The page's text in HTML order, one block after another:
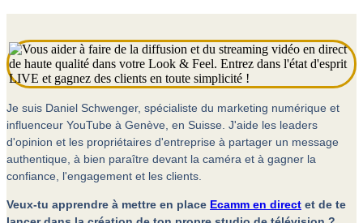
Je suis Daniel Schwenger, spécialiste du marketing numérique et
influenceur YouTube à Genève, en Suisse. J'aide les leaders
d'opinion et les propriétaires d'entreprise à partager un message
authentique, à bien paraître devant la caméra et à gagner la
confiance, l'engagement et les clients.
Veux-tu apprendre à mettre en place Ecamm en direct et de te